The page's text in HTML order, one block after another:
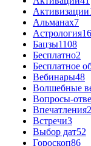
Активизации
Альманах7
Астрология16
Бацзы1108
Бесплатно2
Бесплатное
Вебинары48
Волшебные
Вопросы-
Впечатления
Встречи3
Выбор дат52
Гороскоп86